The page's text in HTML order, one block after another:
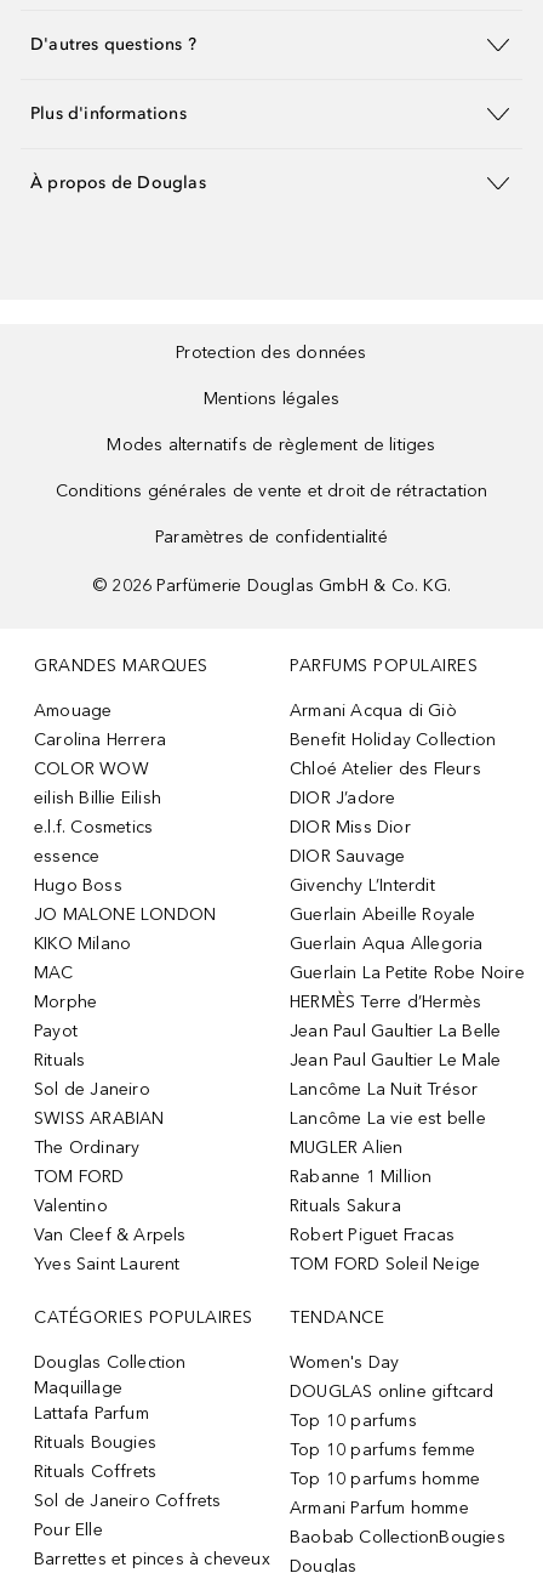
D'autres questions ?
Plus d'informations
À propos de Douglas
Protection des données
Mentions légales
Modes alternatifs de règlement de litiges
Conditions générales de vente et droit de rétractation
Paramètres de confidentialité
© 2026 Parfümerie Douglas GmbH & Co. KG.
GRANDES MARQUES
Amouage
Carolina Herrera
COLOR WOW
eilish Billie Eilish
e.l.f. Cosmetics
essence
Hugo Boss
JO MALONE LONDON
KIKO Milano
MAC
Morphe
Payot
Rituals
Sol de Janeiro
SWISS ARABIAN
The Ordinary
TOM FORD
Valentino
Van Cleef & Arpels
Yves Saint Laurent
PARFUMS POPULAIRES
Armani Acqua di Giò
Benefit Holiday Collection
Chloé Atelier des Fleurs
DIOR J’adore
DIOR Miss Dior
DIOR Sauvage
Givenchy L’Interdit
Guerlain Abeille Royale
Guerlain Aqua Allegoria
Guerlain La Petite Robe Noire
HERMÈS Terre d’Hermès
Jean Paul Gaultier La Belle
Jean Paul Gaultier Le Male
Lancôme La Nuit Trésor
Lancôme La vie est belle
MUGLER Alien
Rabanne 1 Million
Rituals Sakura
Robert Piguet Fracas
TOM FORD Soleil Neige
CATÉGORIES POPULAIRES
Douglas Collection
Maquillage
Lattafa Parfum
Rituals Bougies
Rituals Coffrets
Sol de Janeiro Coffrets
Pour Elle
Barrettes et pinces à cheveux
TENDANCE
Women's Day
DOUGLAS online giftcard
Top 10 parfums
Top 10 parfums femme
Top 10 parfums homme
Armani Parfum homme
Baobab CollectionBougies
Douglas